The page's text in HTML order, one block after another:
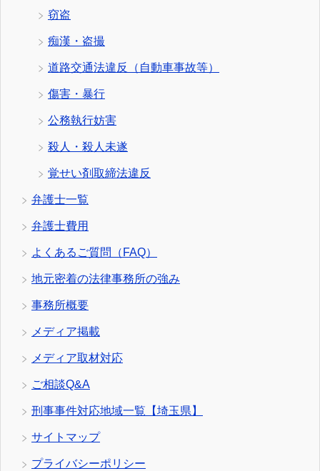
窃盗
痴漢・盗撮
道路交通法違反（自動車事故等）
傷害・暴行
公務執行妨害
殺人・殺人未遂
覚せい剤取締法違反
弁護士一覧
弁護士費用
よくあるご質問（FAQ）
地元密着の法律事務所の強み
事務所概要
メディア掲載
メディア取材対応
ご相談Q&A
刑事事件対応地域一覧【埼玉県】
サイトマップ
プライバシーポリシー